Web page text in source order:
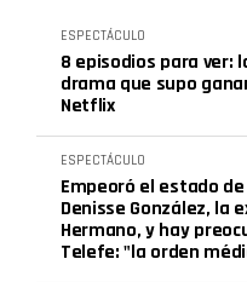
ESPECTÁCULO
8 episodios para ver:
drama que supo
Netflix
ESPECTÁCULO
Empeoró el estado
Denisse González, la
Hermano, y hay
Telefe: "la orden